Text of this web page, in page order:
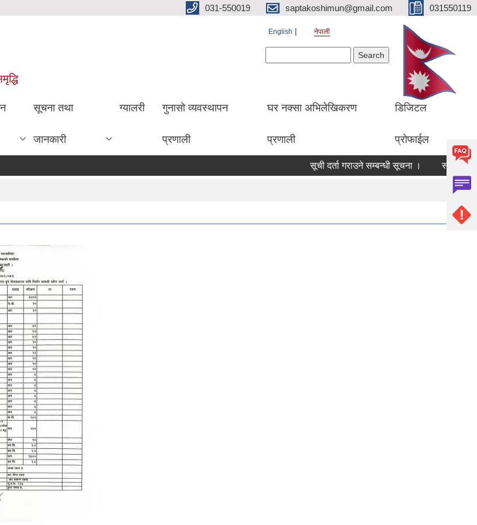
031-550019 saptakoshimun@gmail.com 031550119
English नेपाली
सूचना तथा
जानकारी
ग्यालरी गुनासो व्यवस्थापन
प्रणाली
घर नक्सा अभिलेखिकरण
प्रणाली
डिजिटल
प्रोफाईल
सूची दर्ता गराउने सम्बन्धी सूचना । सामुदायिक